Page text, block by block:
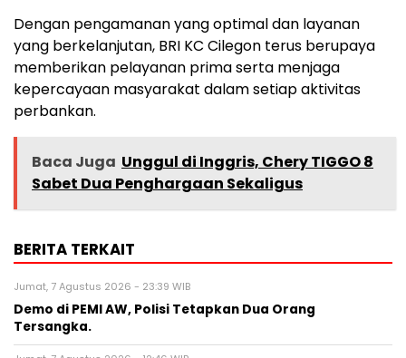
Dengan pengamanan yang optimal dan layanan
yang berkelanjutan, BRI KC Cilegon terus berupaya
memberikan pelayanan prima serta menjaga
kepercayaan masyarakat dalam setiap aktivitas
perbankan.
Baca Juga Unggul di Inggris, Chery TIGGO 8
Sabet Dua Penghargaan Sekaligus
BERITA TERKAIT
Jumat, 7 Agustus 2026 - 23:39 WIB
Demo di PEMI AW, Polisi Tetapkan Dua Orang
Tersangka.